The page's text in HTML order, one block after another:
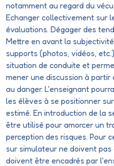
notamment au regard du
Echanger collectivement sur
évaluations. Dégager des
Mettre en avant la
supports (photos, vidéos,
situation de conduite et
mener une discussion à
au danger. L'enseignant
les élèves à se positionner
estimé. En introduction de la
être utilisé pour amorcer un
perception des risques. Pour
sur simulateur ne doivent
doivent être encadrés par